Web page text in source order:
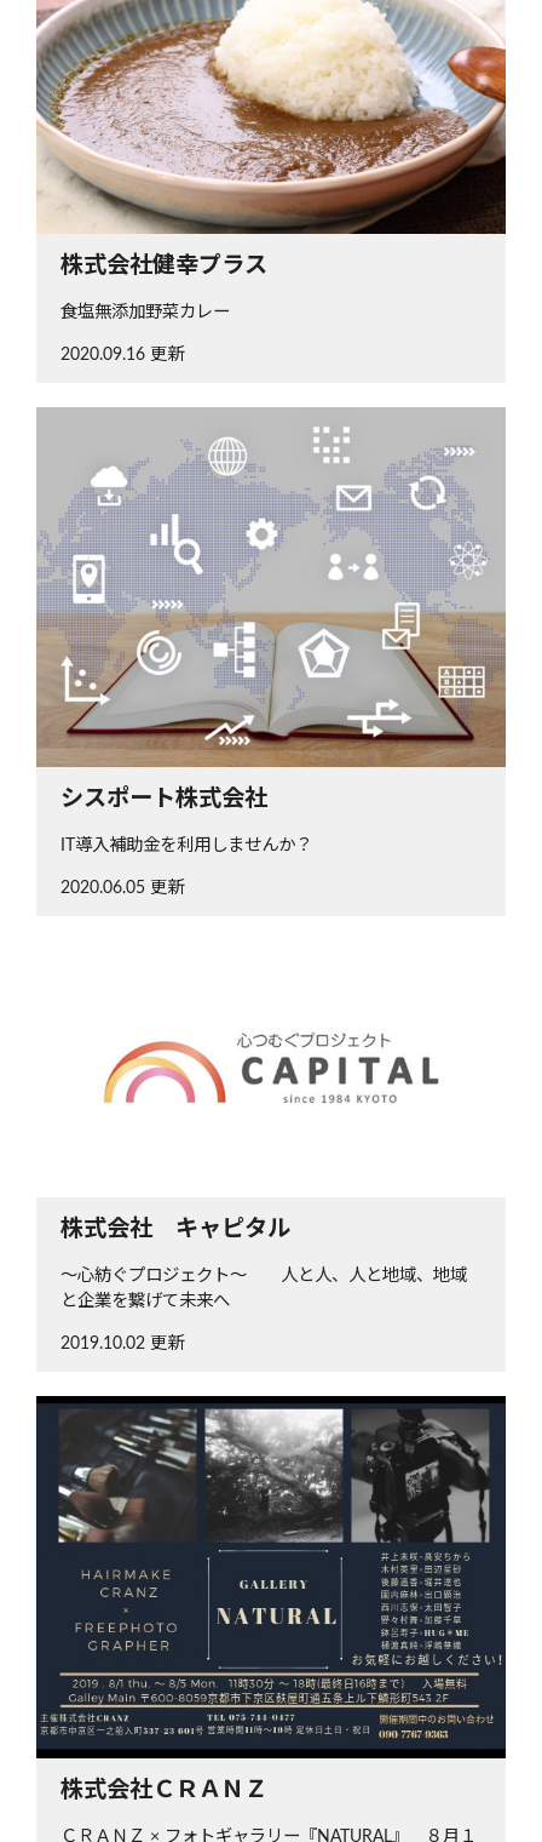
株式会社健幸プラス
食塩無添加野菜カレー
2020.09.16 更新
シスポート株式会社
IT導入補助金を利用しませんか？
2020.06.05 更新
株式会社 キャピタル
～心紡ぐプロジェクト～ 人と人、人と地域、地域
と企業を繋げて未来へ
2019.10.02 更新
株式会社ＣＲＡＮＺ
ＣＲＡＮＺ × フォトギャラリー『NATURAL』 ８月１